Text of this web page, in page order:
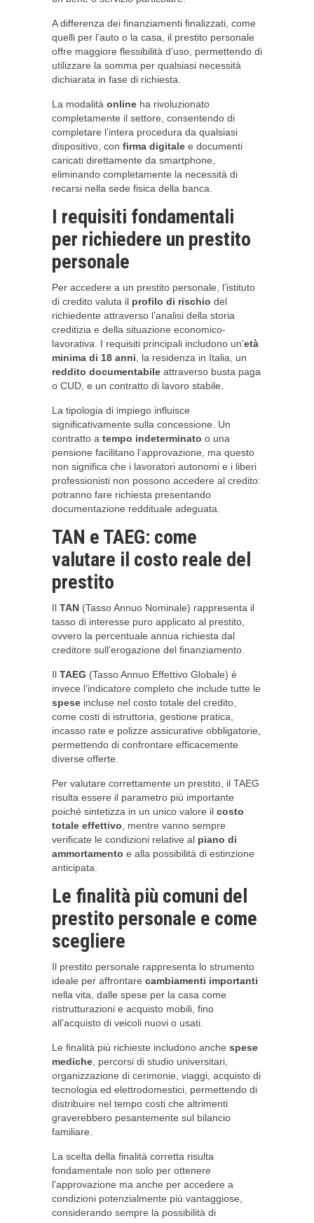
A differenza dei finanziamenti finalizzati, come
quelli per l’auto o la casa, il prestito personale
offre maggiore flessibilità d’uso, permettendo di
utilizzare la somma per qualsiasi necessità
dichiarata in fase di richiesta.
La modalità online ha rivoluzionato
completamente il settore, consentendo di
completare l’intera procedura da qualsiasi
dispositivo, con firma digitale e documenti
caricati direttamente da smartphone,
eliminando completamente la necessità di
recarsi nella sede fisica della banca.
I requisiti fondamentali
per richiedere un prestito
personale
Per accedere a un prestito personale, l’istituto
di credito valuta il profilo di rischio del
richiedente attraverso l’analisi della storia
creditizia e della situazione economico-
lavorativa. I requisiti principali includono un’età
minima di 18 anni , la residenza in Italia, un
reddito documentabile attraverso busta paga
o CUD, e un contratto di lavoro stabile.
La tipologia di impiego influisce
significativamente sulla concessione. Un
contratto a tempo indeterminato o una
pensione facilitano l’approvazione, ma questo
non significa che i lavoratori autonomi e i liberi
professionisti non possono accedere al credito:
potranno fare richiesta presentando
documentazione reddituale adeguata.
TAN e TAEG: come
valutare il costo reale del
prestito
Il TAN (Tasso Annuo Nominale) rappresenta il
tasso di interesse puro applicato al prestito,
ovvero la percentuale annua richiesta dal
creditore sull’erogazione del finanziamento.
Il TAEG (Tasso Annuo Effettivo Globale) è
invece l’indicatore completo che include tutte le
spese incluse nel costo totale del credito,
come costi di istruttoria, gestione pratica,
incasso rate e polizze assicurative obbligatorie,
permettendo di confrontare efficacemente
diverse offerte.
Per valutare correttamente un prestito, il TAEG
risulta essere il parametro più importante
poiché sintetizza in un unico valore il costo
totale effettivo , mentre vanno sempre
verificate le condizioni relative al piano di
ammortamento e alla possibilità di estinzione
anticipata.
Le finalità più comuni del
prestito personale e come
scegliere
Il prestito personale rappresenta lo strumento
ideale per affrontare cambiamenti importanti
nella vita, dalle spese per la casa come
ristrutturazioni e acquisto mobili, fino
all’acquisto di veicoli nuovi o usati.
Le finalità più richieste includono anche spese
mediche , percorsi di studio universitari,
organizzazione di cerimonie, viaggi, acquisto di
tecnologia ed elettrodomestici, permettendo di
distribuire nel tempo costi che altrimenti
graverebbero pesantemente sul bilancio
familiare.
La scelta della finalità corretta risulta
fondamentale non solo per ottenere
l’approvazione ma anche per accedere a
condizioni potenzialmente più vantaggiose,
considerando sempre la possibilità di